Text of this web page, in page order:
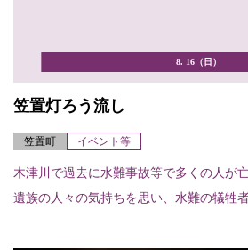
8. 16（日）
笠置灯ろう流し
笠置町 イベント等
木津川で過去に水難事故等で多くの人が
遺族の人々の気持ちを思い、水難の犠牲